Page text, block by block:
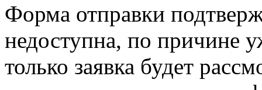
Форма отправки
недоступна, по причине
только заявка будет